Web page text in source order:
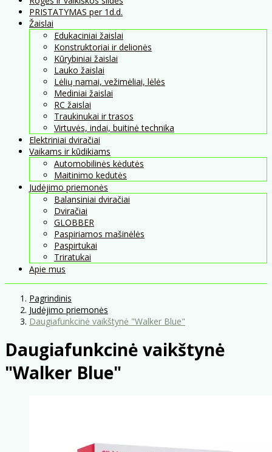
PRISTATYMAS per 1d.d.
Žaislai
Edukaciniai žaislai
Konstruktoriai ir delionės
Kūrybiniai žaislai
Lauko žaislai
Lėlių namai, vežimėliai, lėlės
Mediniai žaislai
RC žaislai
Traukinukai ir trasos
Virtuvės, indai, buitinė technika
Elektriniai dviračiai
Vaikams ir kūdikiams
Automobilinės kėdutės
Maitinimo kedutės
Judėjimo priemonės
Balansiniai dviračiai
Dviračiai
GLOBBER
Paspiriamos mašinėlės
Paspirtukai
Triratukai
Apie mus
Pagrindinis
Judėjimo priemonės
Daugiafunkcinė vaikštynė "Walker Blue"
Daugiafunkcinė vaikštynė
"Walker Blue"